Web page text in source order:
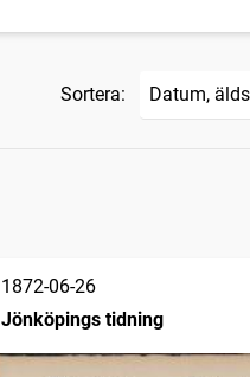
Sortera:
1872-06-26
Jönköpings tidning